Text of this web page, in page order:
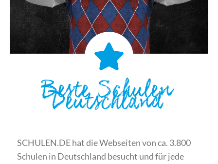
Beste Schulen
Deutschland
SCHULEN.DE hat die Webseiten von ca. 3.800
Schulen in Deutschland besucht und für jede